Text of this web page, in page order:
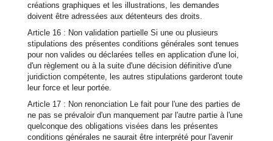
créations graphiques et les illustrations, les demandes
doivent être adressées aux détenteurs des droits.
Article 16 : Non validation partielle Si une ou plusieurs
stipulations des présentes conditions générales sont tenues
pour non valides ou déclarées telles en application d'une loi,
d'un règlement ou à la suite d'une décision définitive d'une
juridiction compétente, les autres stipulations garderont toute
leur force et leur portée.
Article 17 : Non renonciation Le fait pour l'une des parties de
ne pas se prévaloir d'un manquement par l'autre partie à l'une
quelconque des obligations visées dans les présentes
conditions générales ne saurait être interprété pour l'avenir